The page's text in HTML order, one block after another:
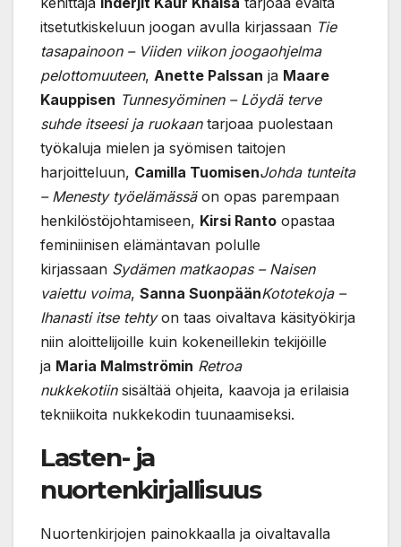
itsetutkiskeluun joogan avulla kirjassaan Tie
tasapainoon – Viiden viikon joogaohjelma
pelottomuuteen, Anette Palssan ja Maare
Kauppisen Tunnesyöminen – Löydä terve
suhde itseesi ja ruokaantarjoaa puolestaan
työkaluja mielen ja syömisen taitojen
harjoitteluun, Camilla TuomisenJohda tunteita
– Menesty työelämässäon opas parempaan
henkilöstöjohtamiseen, Kirsi Ranto opastaa
feminiinisen elämäntavan polulle
kirjassaan Sydämen matkaopas – Naisen
vaiettu voima, Sanna SuonpäänKototekoja –
Ihanasti itse tehtyon taas oivaltava käsityökirja
niin aloittelijoille kuin kokeneillekin tekijöille
ja Maria Malmströmin Retroa
nukkekotiinsisältää ohjeita, kaavoja ja erilaisia
tekniikoita nukkekodin tuunaamiseksi.
Lasten- ja
nuortenkirjallisuus
Nuortenkirjojen painokkaalla ja oivaltavalla